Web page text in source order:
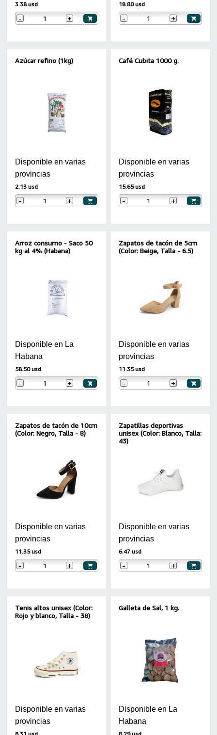
3.38 usd
- +
18.80 usd
- +
Azúcar refino (1kg)
Disponible en varias
provincias
2.13 usd
- +
Café Cubita 1000 g.
Disponible en varias
provincias
15.65 usd
- +
Arroz consumo - Saco 50
kg al 4% (Habana)
Disponible en La
Habana
58.50 usd
- +
Zapatos de tacón de 5cm
(Color: Beige, Talla - 6.5)
Disponible en varias
provincias
11.35 usd
- +
Zapatos de tacón de 10cm
(Color: Negro, Talla - 8)
Disponible en varias
provincias
11.35 usd
- +
Zapatillas deportivas
unisex (Color: Blanco, Talla:
43)
Disponible en varias
provincias
6.47 usd
- +
Tenis altos unisex (Color:
Rojo y blanco, Talla - 38)
Disponible en varias
provincias
Galleta de Sal, 1 kg.
Disponible en La
Habana